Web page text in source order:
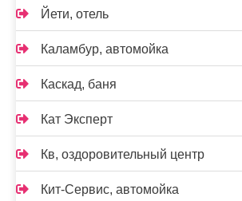
Йети, отель
Каламбур, автомойка
Каскад, баня
Кат Эксперт
Кв, оздоровительный центр
Кит-Сервис, автомойка